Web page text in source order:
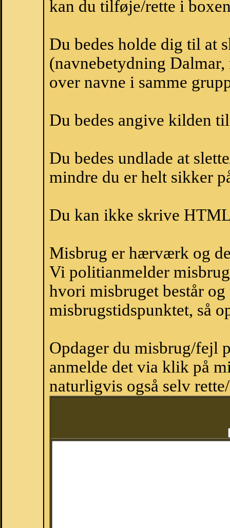
kan du tilføje/rette i
Du bedes holde dig til at
(navnebetydning
over navne i samme
Du bedes angive kilden
Du bedes undlade at
mindre du er helt sikker
Du kan ikke skrive
Misbrug er hærværk og
Vi politianmelder
hvori misbruget består
misbrugstidspunktet, så
Opdager du misbrug/fejl
anmelde det via klik på
naturligvis også selv